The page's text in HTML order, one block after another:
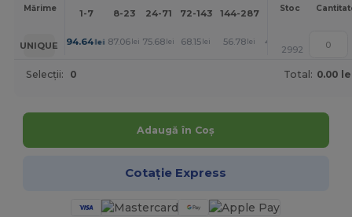
Mărime 1-7 8-23 24-71 72-143 144-287 288 +
Mai
Stoc
UNIQUE 94.64lei 87.06 lei 75.68 lei 68.15 lei 56.78 lei 49.19
2992
Selecții: 0 Total: 0.00
Adaugă în Coș
Cotație Express